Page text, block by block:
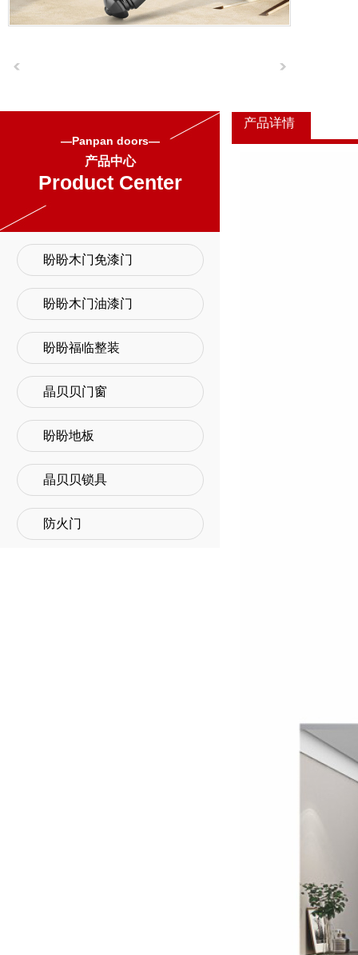
—Panpan doors—
产品中心
Product Center
盼盼木门免漆门
盼盼木门油漆门
盼盼福临整装
晶贝贝门窗
盼盼地板
晶贝贝锁具
防火门
产品详情